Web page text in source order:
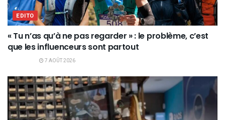
EDITO
« Tu n’as qu’à ne pas regarder » : le problème, c’est
que les influenceurs sont partout
7 AOÛT 2026